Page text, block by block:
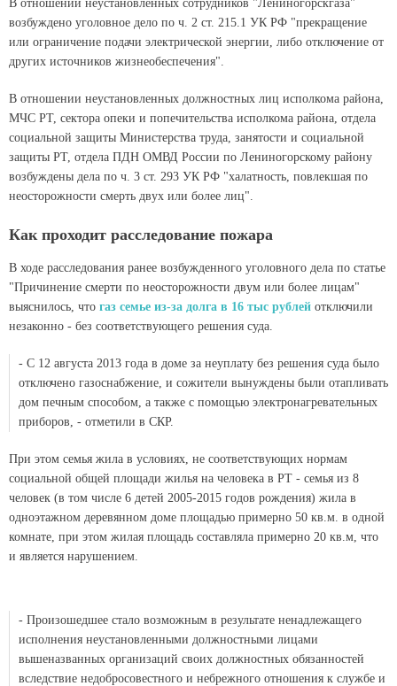
В отношении неустановленных сотрудников "Лениногорскгаза"
возбуждено уголовное дело по ч. 2 ст. 215.1 УК РФ "прекращение
или ограничение подачи электрической энергии, либо отключение от
других источников жизнеобеспечения".
В отношении неустановленных должностных лиц исполкома района,
МЧС РТ, сектора опеки и попечительства исполкома района, отдела
социальной защиты Министерства труда, занятости и социальной
защиты РТ, отдела ПДН ОМВД России по Лениногорскому району
возбуждены дела по ч. 3 ст. 293 УК РФ "халатность, повлекшая по
неосторожности смерть двух или более лиц".
Как проходит расследование пожара
В ходе расследования ранее возбужденного уголовного дела по статье
"Причинение смерти по неосторожности двум или более лицам"
выяснилось, что газ семье из-за долга в 16 тыс рублей отключили
незаконно - без соответствующего решения суда.
- С 12 августа 2013 года в доме за неуплату без решения суда было
отключено газоснабжение, и сожители вынуждены были отапливать
дом печным способом, а также с помощью электронагревательных
приборов, - отметили в СКР.
При этом семья жила в условиях, не соответствующих нормам
социальной общей площади жилья на человека в РТ - семья из 8
человек (в том числе 6 детей 2005-2015 годов рождения) жила в
одноэтажном деревянном доме площадью примерно 50 кв.м. в одной
комнате, при этом жилая площадь составляла примерно 20 кв.м, что
и является нарушением.
- Произошедшее стало возможным в результате ненадлежащего
исполнения неустановленными должностными лицами
вышеназванных организаций своих должностных обязанностей
вследствие недобросовестного и небрежного отношения к службе и